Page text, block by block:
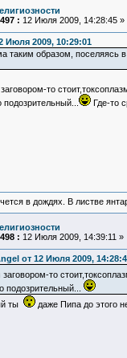
: 12 Июля 2009, 14:28:45 »
Июля 2009, 10:29:01
таким образом, поселяясь
то
Где-то
в дождях. В листве
: 12 Июля 2009, 14:39:11 »
от 12 Июля 2009,
то
подозрительный...
ты
даже Пипа до этого